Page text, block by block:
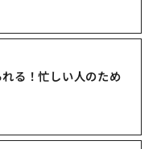
る！忙しい人のため